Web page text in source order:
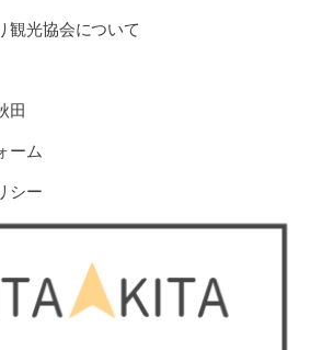
観光協会について
田
ーム
シー